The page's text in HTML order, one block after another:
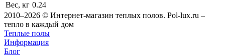
Вес, кг 0.24
2010–2026 © Интернет-магазин теплых полов. Pol-lux.ru –
тепло в каждый дом
Теплые полы
Информация
Блог